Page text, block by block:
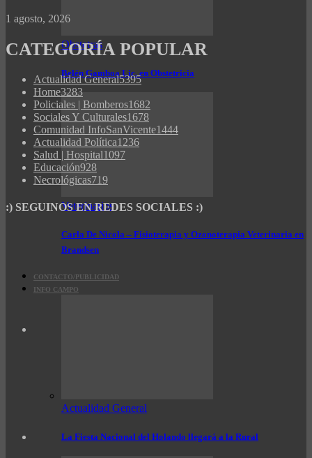
Obstetras
Belén Gamboa Lic. en Obstetricia
Veterinarios
Carla De Nicola – Fisioterapia y Ozonoterapia Veterinaria en
Brandsen
CONTACTO/PUBLICIDAD
INFO CAMPO
Actualidad General
La Fiesta Nacional del Holando llegará a la Rural
1 agosto, 2026
CATEGORÍA POPULAR
Actualidad General5395
Home3283
Policiales | Bomberos1682
Sociales Y Culturales1678
Comunidad InfoSanVicente1444
Actualidad Política1236
Salud | Hospital1097
Educación928
Necrológicas719
:) SEGUINOS EN REDES SOCIALES :)